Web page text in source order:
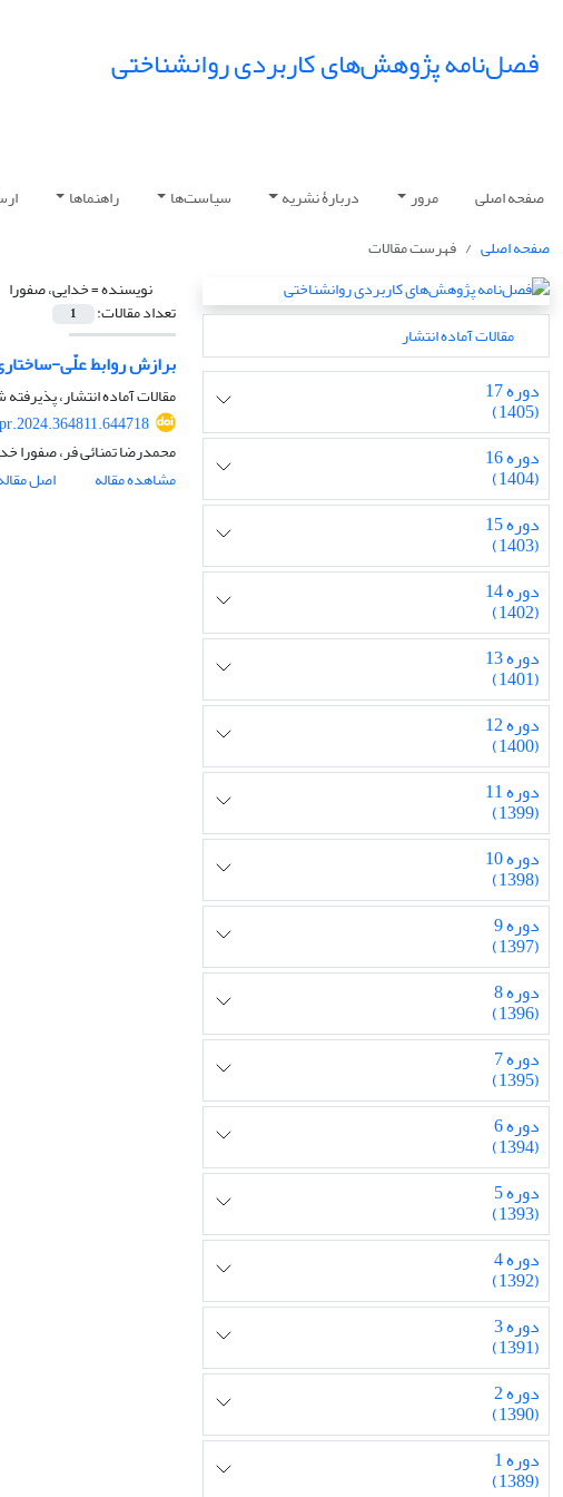
فصل‌نامه پژوهش‌های کاربردی روانشناختی
صفحه اصلی مرور دربارۀ نشریه سیاست‌ها راهنماها
صفحه اصلی
فهرست مقالات
مقالات آماده انتشار
دوره 17
(1405)
دوره 16
(1404)
دوره 15
(1403)
دوره 14
(1402)
دوره 13
(1401)
دوره 12
(1400)
دوره 11
(1399)
دوره 10
(1398)
دوره 9
(1397)
دوره 8
(1396)
دوره 7
(1395)
دوره 6
(1394)
دوره 5
(1393)
دوره 4
(1392)
دوره 3
(1391)
دوره 2
(1390)
دوره 1
(1389)
نویسنده =خدایی، صفورا
تعداد مقالات: 1
برازش روابط علّی-
مقالات آماده انتشار، پذیرفته
محمدرضا تمنائی فر، صفورا
مشاهده مقاله
اصل